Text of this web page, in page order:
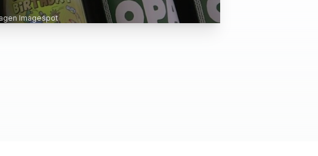
trinkgut Pulheim und Dormagen Imagespot